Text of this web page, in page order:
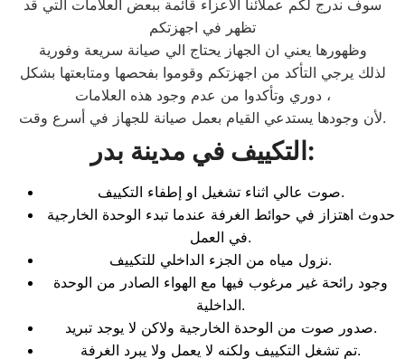
سوف ندرج لكم عملائنا الأعزاء قائمة ببعض العلامات التي قد
تظهر في اجهزتكم
وظهورها يعني ان الجهاز يحتاج الي صيانة سريعة وفورية
لذلك يرجي التأكد من اجهزتكم وقوموا بفحصها ومتابعتها بشكل
دوري وتأكدوا من عدم وجود هذه العلامات ،
لأن وجودها يستدعي القيام بعمل صيانة للجهاز في أسرع وقت.
التكييف في مدينة بدر :
صوت عالي اثناء تشغيل او إطفاء التكييف.
حدوث اهتزاز في حوائط الغرفة عندما تبدء الوحدة الخارجية
في العمل.
نزول مياه من الجزء الداخلي للتكييف.
وجود رائحة غير مرغوب فيها مع الهواء الصادر من الوحدة
الداخلية.
صدور صوت من الوحدة الخارجية ولاكن لا يوجد تبريد.
تم تشغل التكييف ولكنه لا يعمل ولا يبرد الغرفة.